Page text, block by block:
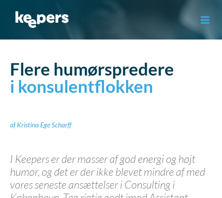
indholdet
Flere humørspredere
i konsulentflokken
afKristina Ege Scharff
I Keepers er der masser af god energi og højt
humør, og det er der ikke blevet mindre af med
vores seneste ansættelser i Consulting i